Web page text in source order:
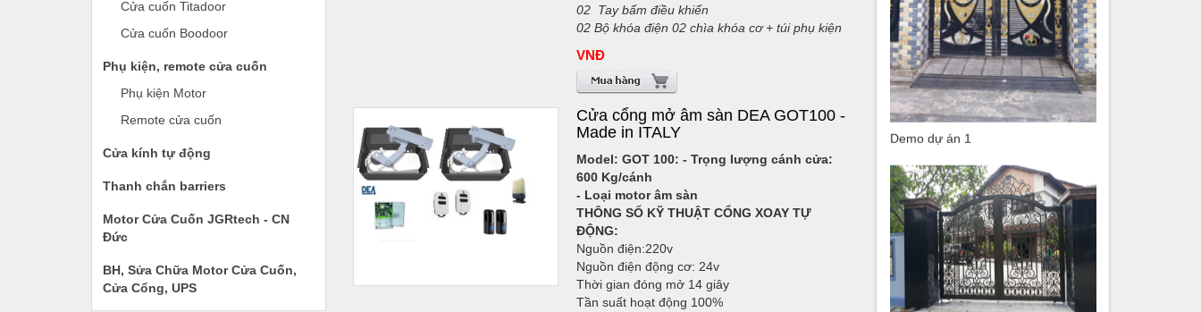
Cửa cuốn Titadoor
Cửa cuốn Boodoor
Phụ kiện, remote cửa cuốn
Phụ kiện Motor
Remote cửa cuốn
Cửa kính tự động
Thanh chắn barriers
Motor Cửa Cuốn JGRtech - CN
Đức
BH, Sửa Chữa Motor Cửa Cuốn,
Cửa Cổng, UPS
02 Tay bấm điều khiển
02 Bộ khóa điện 02 chìa khóa cơ + túi phụ kiện
VNĐ
Cửa cổng mở âm sàn DEA GOT100 -
Made in ITALY
Model: GOT 100: - Trọng lượng cánh cửa:
600 Kg/cánh
- Loại motor âm sàn
THÔNG SỐ KỸ THUẬT CỔNG XOAY TỰ
ĐỘNG:
Nguồn điện:220v
Nguồn điện động cơ: 24v
Thời gian đóng mở 14 giây
Tần suất hoạt động 100%
Demo dự án 1